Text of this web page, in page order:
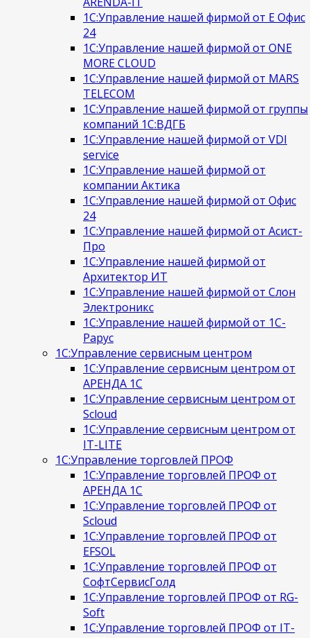
1С:Управление нашей фирмой от Е Офис
24
1С:Управление нашей фирмой от ONE
MORE CLOUD
1С:Управление нашей фирмой от MARS
TELECOM
1С:Управление нашей фирмой от группы
компаний 1С:ВДГБ
1С:Управление нашей фирмой от VDI
service
1С:Управление нашей фирмой от
компании Актика
1С:Управление нашей фирмой от Офис
24
1С:Управление нашей фирмой от Асист-
Про
1С:Управление нашей фирмой от
Архитектор ИТ
1С:Управление нашей фирмой от Слон
Электроникс
1С:Управление нашей фирмой от 1С-
Рарус
1С:Управление сервисным центром
1С:Управление сервисным центром от
АРЕНДА 1С
1С:Управление сервисным центром от
Scloud
1С:Управление сервисным центром от
IT-LITE
1С:Управление торговлей ПРОФ
1С:Управление торговлей ПРОФ от
АРЕНДА 1С
1С:Управление торговлей ПРОФ от
Scloud
1С:Управление торговлей ПРОФ от
EFSOL
1С:Управление торговлей ПРОФ от
СофтСервисГолд
1С:Управление торговлей ПРОФ от RG-
Soft
1С:Управление торговлей ПРОФ от IT-